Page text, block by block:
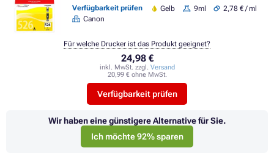
Verfügbarkeit prüfen Gelb 9ml
2,78 € / ml
Canon
24,98 €
inkl. MwSt. zzgl. Versand
20,99 € ohne MwSt.
Verfügbarkeit prüfen
Für welche Drucker ist das Produkt geeignet?
Wir haben eine günstigere Alternative für Sie.
Ich möchte 92% sparen